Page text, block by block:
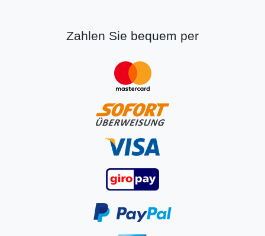
Zahlen Sie bequem per